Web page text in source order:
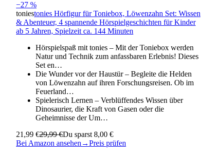
−27 %
toniestonies Hörfigur für Toniebox, Löwenzahn Set: Wissen
& Abenteuer, 4 spannende Hörspielgeschichten für Kinder
ab 5 Jahren, Spielzeit ca. 144 Minuten
Hörspielspaß mit tonies – Mit der Toniebox werden
Natur und Technik zum anfassbaren Erlebnis! Dieses
Set en…
Die Wunder vor der Haustür – Begleite die Helden
von Löwenzahn auf ihren Forschungsreisen. Ob im
Feuerland…
Spielerisch Lernen – Verblüffendes Wissen über
Dinosaurier, die Kraft von Gasen oder die
Geheimnisse der Um…
21,99 €29,99 €Du sparst 8,00 €
Bei Amazon ansehen →Preis prüfen